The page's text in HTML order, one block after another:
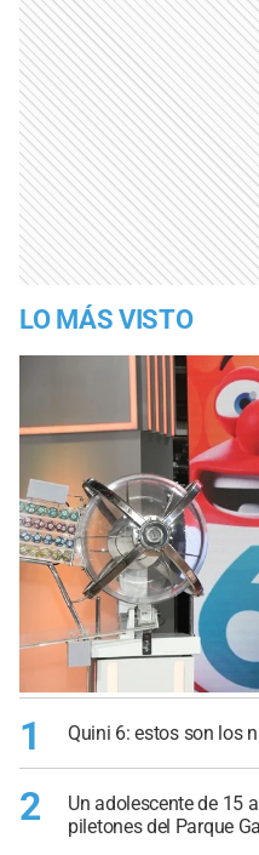
LO MÁS VISTO
1 Quini 6: estos son los
2
Un adolescente de 15
piletones del Parque